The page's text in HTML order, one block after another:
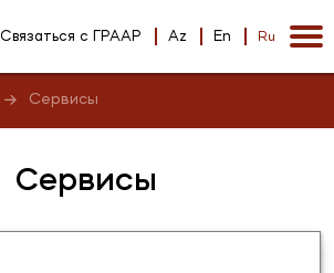
Связаться с ГРААР Az En Ru
Сервисы
Сервисы